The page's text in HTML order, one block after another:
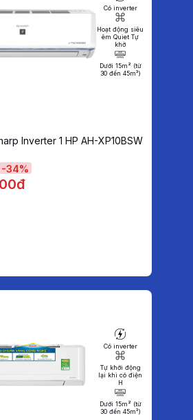
Có inverter
Hoạt động siêu
êm Quiet Tự
khở
Dưới 15m² (từ
30 đến 45m³)
Inverter 1 HP AH-XP10BSW
-34%
Có inverter
Tự khởi động
lại khi có điện
H
Dưới 15m² (từ
30 đến 45m³)